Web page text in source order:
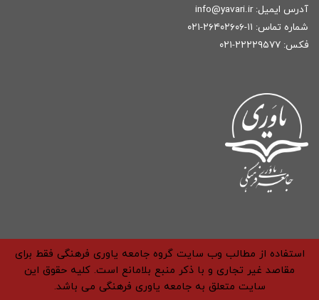
آدرس ایمیل: info@yavari.ir
شماره تماس: ۱۱-۲۶۴۰۲۶۰۶-۰۲۱
فکس: ۲۲۲۲۹۵۷۷-۰۲۱
استفاده از مطالب وب سایت گروه جامعه یاوری فرهنگی فقط برای
مقاصد غیر تجاری و با ذکر منبع بلامانع است. کلیه حقوق این
سایت متعلق به جامعه یاوری فرهنگی می باشد.